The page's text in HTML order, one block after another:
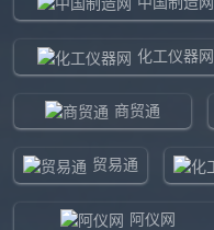
化工仪器网
商贸通
贸易通
阿仪网